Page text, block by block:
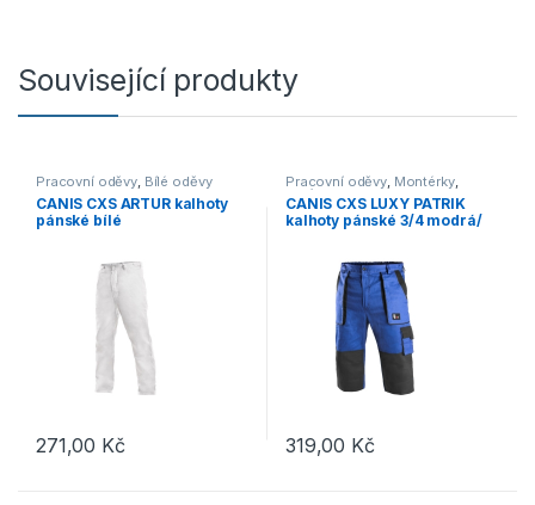
Související produkty
Pracovní oděvy Bílé oděvy
CANIS CXS ARTUR kalhoty
pánské bílé
271,00 Kč
Tento produkt má více variant. Možnosti lze vybrat na stránce
Pracovní oděvy Montérky,
Kraťasy
CANIS CXS LUXY PATRIK
kalhoty pánské 3/4 modrá/
319,00 Kč
Tento produkt má více